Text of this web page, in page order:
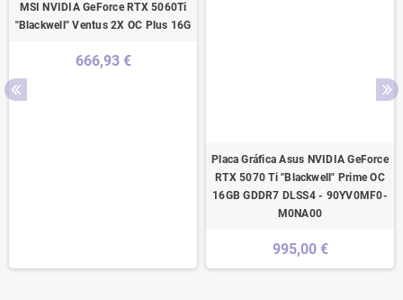
MSI NVIDIA GeForce RTX 5060Ti
"Blackwell" Ventus 2X OC Plus 16G
666,93 €
Placa Gráfica Asus NVIDIA GeForce
RTX 5070 Ti "Blackwell" Prime OC
16GB GDDR7 DLSS4 - 90YV0MF0-
M0NA00
995,00 €